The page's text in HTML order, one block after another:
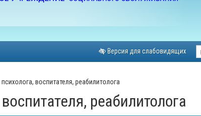
Версия для слабовидящих
воспитателя, реабилитолога
реабилитолога